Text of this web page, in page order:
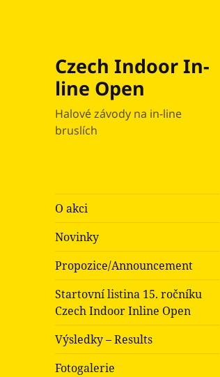
Czech Indoor In-
line Open
Halové závody na in-line
bruslích
O akci
Novinky
Propozice/Announcement
Startovní listina 15. ročníku
Czech Indoor Inline Open
Výsledky – Results
Fotogalerie